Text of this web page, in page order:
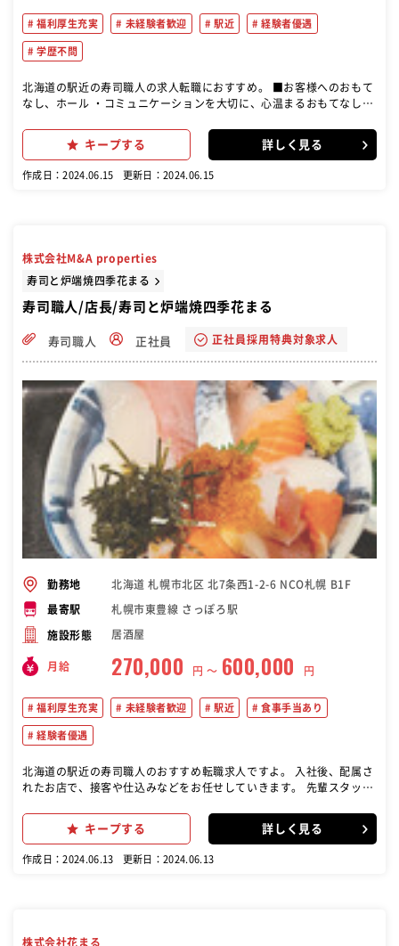
福利厚生充実 未経験者歓迎 駅近 経験者優遇
学歴不問
北海道の駅近の寿司職人の求人転職におすすめ。 ■お客様へのおもて
なし、ホール ・コミュニケーションを大切に、心温まるおもてなしを
して、笑顔と感動を届ける ・清潔感のある明るい店内を維持 ・チーム
ワークで、お客様に快適な空間を提供！ ・ホールスタッフ同士協力
の経験を活かして活躍していただく場を提供 ・飲食業界経験者の方に
は、これまで培ってきたスキルを活かして、花まるの寿司作りに貢献
キープする 詳しく見る
作成日：2024.06.15 更新日：2024.06.15
株式会社M&A properties
寿司と炉端焼四季花まる
寿司職人/店長/寿司と炉端焼四季花まる
寿司職人 正社員 正社員採用特典対象求人
勤務地 北海道 札幌市北区 北7条西1-2-6 NCO札幌 B1F
最寄駅 札幌市東豊線 さっぽろ駅
施設形態 居酒屋
月給 270,000 円 〜 600,000 円
福利厚生充実 未経験者歓迎 駅近 食事手当あり
経験者優遇
北海道の駅近の寿司職人のおすすめ転職求人ですよ。 入社後、配属さ
れたお店で、接客や仕込みなどをお任せしていきます。 先輩スタッフ
です。 研修プログラム「花咲学校」では、入社後1年間は月2回程度、
座学や調理、にぎりの練習などを実施。 忙しい店舗ではなかなか聞き
でき、職人がめざせる環境があることが当社の大きな特長です
キープする 詳しく見る
作成日：2024.06.13 更新日：2024.06.13
株式会社花まる